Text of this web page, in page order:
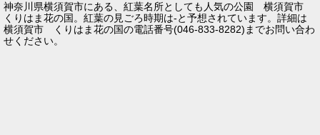
神奈川県横須賀市にある、紅葉名所としても人気の公園 横須賀市
くりはま花の国。紅葉の見ごろ時期は-と予想されています。詳細は
横須賀市 くりはま花の国の電話番号(046-833-8282)までお問い合わ
せください。